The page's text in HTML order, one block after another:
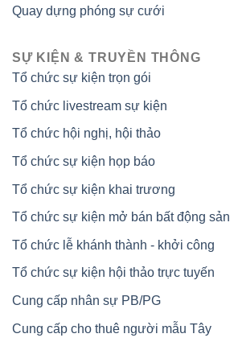
Quay dựng phóng sự cưới
SỰ KIỆN & TRUYỀN THÔNG
Tổ chức sự kiện trọn gói
Tổ chức livestream sự kiện
Tổ chức hội nghị, hội thảo
Tổ chức sự kiện họp báo
Tổ chức sự kiện khai trương
Tổ chức sự kiện mở bán bất động sản
Tổ chức lễ khánh thành - khởi công
Tổ chức sự kiện hội thảo trực tuyến
Cung cấp nhân sự PB/PG
Cung cấp cho thuê người mẫu Tây